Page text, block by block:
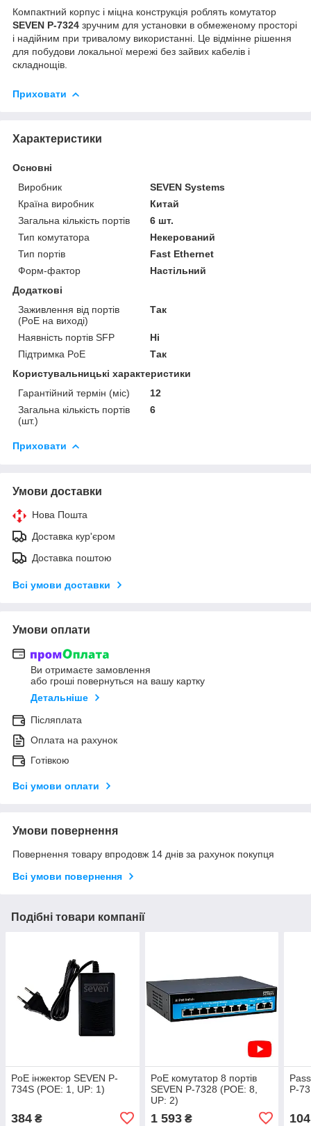
Компактний корпус і міцна конструкція роблять комутатор
SEVEN P-7324 зручним для установки в обмеженому просторі
і надійним при тривалому використанні. Це відмінне рішення
для побудови локальної мережі без зайвих кабелів і
складнощів.
Приховати
Характеристики
Основні
Виробник
SEVEN Systems
Країна виробник
Китай
Загальна кількість портів
6 шт.
Тип комутатора
Некерований
Тип портів
Fast Ethernet
Форм-фактор
Настільний
Додаткові
Заживлення від портів
(PoE на виході)
Так
Наявність портів SFP
Ні
Підтримка PoE
Так
Користувальницькі характеристики
Гарантійний термін (міс)
12
Загальна кількість портів
(шт.)
6
Приховати
Умови доставки
Нова Пошта
Доставка кур'єром
Доставка поштою
Всі умови доставки
Умови оплати
Ви отримаєте замовлення
або гроші повернуться на вашу картку
Детальніше
Післяплата
Оплата на рахунок
Готівкою
Всі умови оплати
Умови повернення
Повернення товару впродовж 14 днів за рахунок покупця
Всі умови повернення
Подібні товари компанії
PoE інжектор SEVEN P-
734S (POE: 1, UP: 1)
384 ₴
PoE комутатор 8 портів
SEVEN P-7328 (POE: 8,
UP: 2)
1 593₴
P-
104